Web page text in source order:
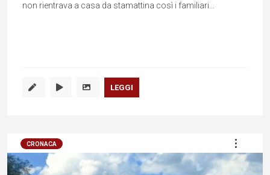
non rientrava a casa da stamattina così i familiari...
LEGGI
CRONACA